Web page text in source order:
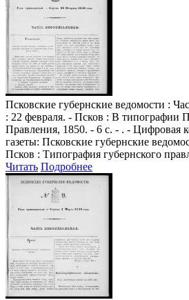
Псковские губернские ведомости :
: 22 февраля. - Псков : В типографии
Правления, 1850. - 6 с. - . - Цифровая
газеты: Псковские губернские
Псков : Типография губернского
Читать Подробнее